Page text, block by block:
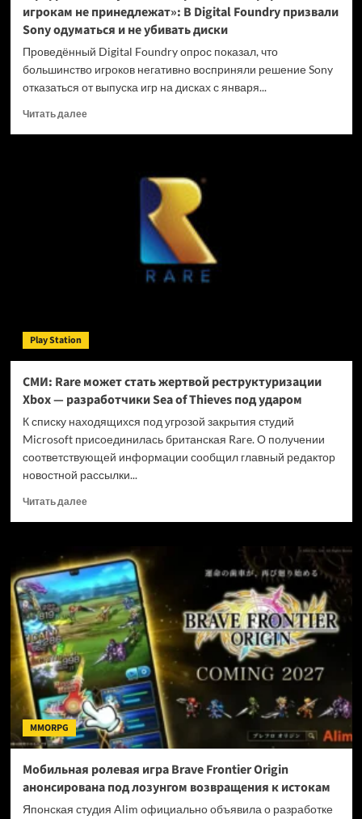
игрокам не принедлежат»: В Digital Foundry призвали
Sony одуматься и не убивать диски
Проведённый Digital Foundry опрос показал, что
большинство игроков негативно восприняли решение Sony
отказаться от выпуска игр на дисках с января...
Читать далееПрочитать
платформах
принедлежат»:
не
убивать
диски
Play Station
СМИ: Rare может стать жертвой реструктуризации
Xbox — разработчики Sea of Thieves под ударом
К списку находящихся под угрозой закрытия студий
Microsoft присоединилась британская Rare. О получении
соответствующей информации сообщил главный редактор
новостной рассылки...
Читать далееПрочитать
Rare
может
стать
жертвой
реструктуризации
Xbox
разработчики
Sea
of
Thieves
под
ударом
MMORPG
Мобильная ролевая игра Brave Frontier Origin
анонсирована под лозунгом возвращения к истокам
Японская студия Alim официально объявила о разработке